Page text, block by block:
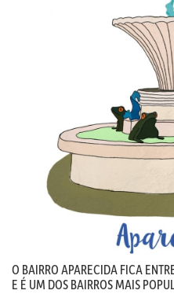
O BAIRRO APARECIDA FICA
E É UM DOS BAIRROS MAIS